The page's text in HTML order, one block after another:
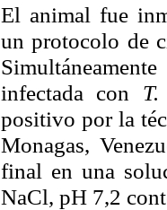
El animal fue
un protocolo de
infectada con
positivo por la
Monagas,
final en una
NaCl, pH 7,2